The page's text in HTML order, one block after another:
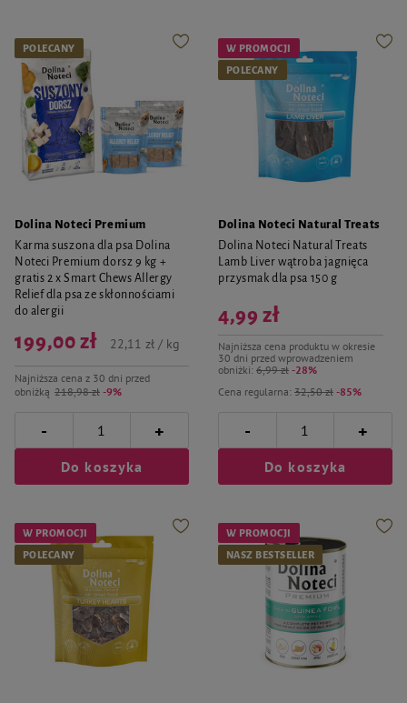
POLECANY
Dolina Noteci Premium
Karma suszona dla psa Dolina
Noteci Premium dorsz 9 kg +
gratis 2 x Smart Chews Allergy
Relief dla psa ze skłonnościami
do alergii
Najniższa cena z 30 dni przed
obniżką 218,98 zł -9%
199,00 zł 22,11 zł / kg
- +
Do koszyka
W PROMOCJI
POLECANY
Dolina Noteci Natural Treats
Dolina Noteci Natural Treats
Lamb Liver wątroba jagnięca
przysmak dla psa 150 g
Cena regularna: 32,50 zł -85%
4,99 zł
Najniższa cena produktu w okresie
30 dni przed wprowadzeniem
obniżki: 6,99 zł -28%
- +
Do koszyka
W PROMOCJI
POLECANY
W PROMOCJI
NASZ BESTSELLER